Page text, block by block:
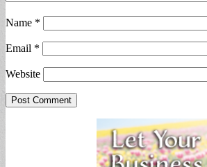
Name *
Email *
Website